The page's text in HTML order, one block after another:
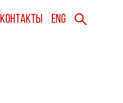
Контакты ENG
Контакты ENG